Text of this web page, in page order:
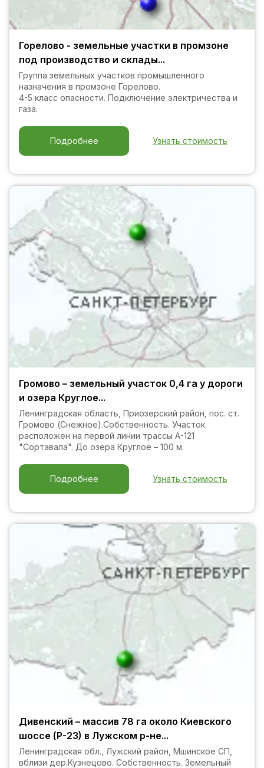
Горелово - земельные участки в промзоне
под производство и склады...
Группа земельных участков промышленного
назначения в промзоне Горелово.
4-5 класс опасности. Подключение электричества и
газа.
Узнать стоимость
Подробнее
Громово – земельный участок 0,4 га у дороги
и озера Круглое...
Ленинградская область, Приозерский район, пос. ст.
Громово (Снежное).Собственность. Участок
расположен на первой линии трассы А-121
"Сортавала". До озера Круглое – 100 м.
Узнать стоимость
Подробнее
Дивенский – массив 78 га около Киевского
шоссе (Р-23) в Лужском р-не...
Ленинградская обл., Лужский район, Мшинское СП,
вблизи дер.Кузнецово. Собственность. Земельный